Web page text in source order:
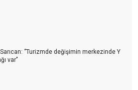
Sarıcan: ‘’Turizmde değişimin merkezinde Y
var’’